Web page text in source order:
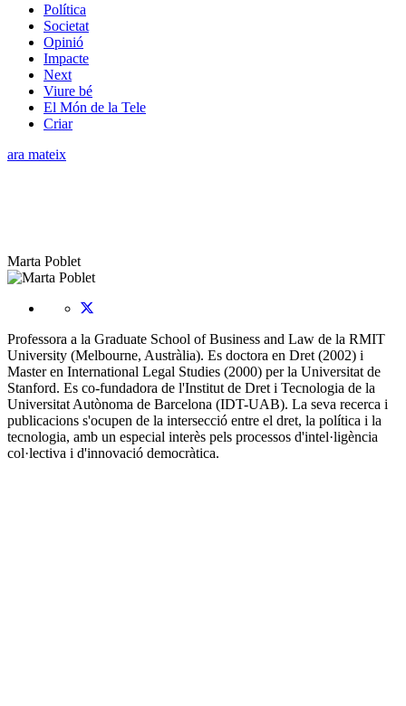
Política
Societat
Opinió
Impacte
Next
Viure bé
El Món de la Tele
Criar
ara mateix
Marta Poblet
Professora a la Graduate School of Business and Law de la RMIT
University (Melbourne, Austràlia). Es doctora en Dret (2002) i
Master en International Legal Studies (2000) per la Universitat de
Stanford. Es co-fundadora de l'Institut de Dret i Tecnologia de la
Universitat Autònoma de Barcelona (IDT-UAB). La seva recerca i
publicacions s'ocupen de la intersecció entre el dret, la política i la
tecnologia, amb un especial interès pels processos d'intel·ligència
col·lectiva i d'innovació democràtica.